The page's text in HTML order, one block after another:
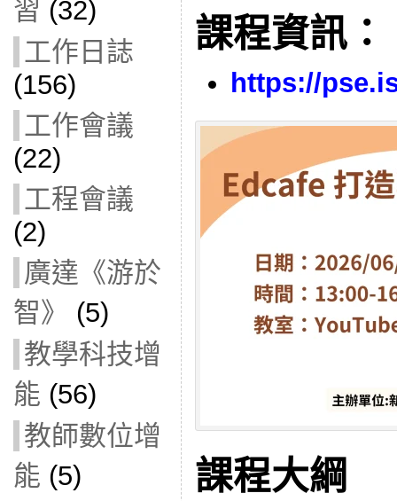
習 (32)
工作日誌
(156)
工作會議
(22)
工程會議
(2)
廣達《游於
智》
(5)
教學科技增
能 (56)
教師數位增
能 (5)
課程資訊：
https://
課程大綱